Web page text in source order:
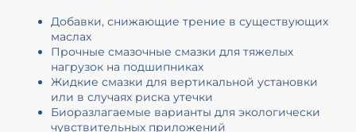
Добавки, снижающие трение в существующих
маслах
Прочные смазочные смазки для тяжелых
нагрузок на подшипниках
Жидкие смазки для вертикальной установки
или в случаях риска утечки
Биоразлагаемые варианты для экологически
чувствительных приложений